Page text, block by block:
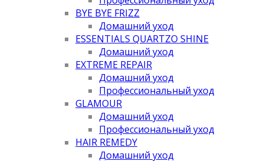
BYE BYE FRIZZ
Домашний уход
ESSENTIALS QUARTZO SHINE
Домашний уход
EXTREME REPAIR
Домашний уход
Профессиональный уход
GLAMOUR
Домашний уход
Профессиональный уход
HAIR REMEDY
Домашний уход